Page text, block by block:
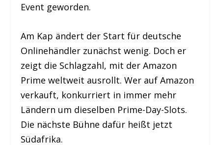
Event geworden.
Am Kap ändert der Start für deutsche
Onlinehändler zunächst wenig. Doch er
zeigt die Schlagzahl, mit der Amazon
Prime weltweit ausrollt. Wer auf Amazon
verkauft, konkurriert in immer mehr
Ländern um dieselben Prime-Day-Slots.
Die nächste Bühne dafür heißt jetzt
Südafrika.